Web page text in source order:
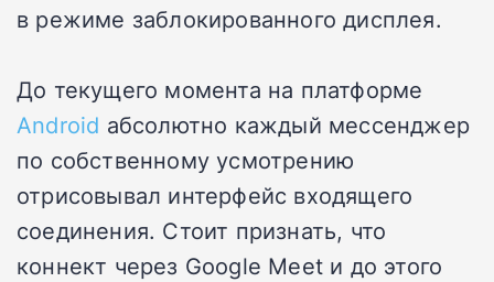
в режиме заблокированного дисплея.
До текущего момента на платформе
Android абсолютно каждый мессенджер
по собственному усмотрению
отрисовывал интерфейс входящего
соединения. Стоит признать, что
коннект через Google Meet и до этого